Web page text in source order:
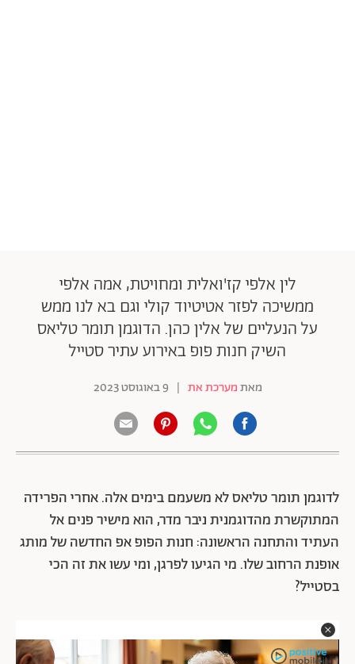
לין אלפי קז'ואלית ומחויטת, אמה אלפי
ממשיכה לפזר אטיטיוד קולי וגם בא לנו ממש
על הנעליים של אלין כהן. הדוגמן תומר טליאס
השיק חנות פופ באירוע עתיר סטייל
מאתמערכת את | 9 באוגוסט 2023
לדוגמן תומר טליאס לא משעמם בימים אלה. אחרי הפרידה
המתוקשרת מהדוגמנית ניבר מדר, הוא מישיר פנים אל
העתיד והתחנה הראשונה: חנות הפופ אפ החדשה של מותג
אופנת הרחוב שלו. מי הגיעו לפרגן, ומי עשו את זה הכי
בסטייל?